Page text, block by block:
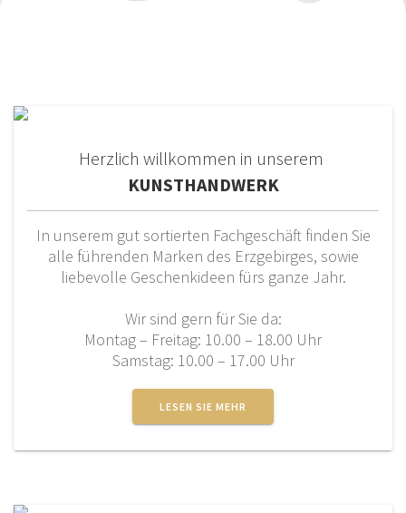
Herzlich willkommen in unserem
KUNSTHANDWERK
In unserem gut sortierten Fachgeschäft finden Sie
alle führenden Marken des Erzgebirges, sowie
liebevolle Geschenkideen fürs ganze Jahr.
Wir sind gern für Sie da:
Montag – Freitag: 10.00 – 18.00 Uhr
Samstag: 10.00 – 17.00 Uhr
LESEN SIE MEHR